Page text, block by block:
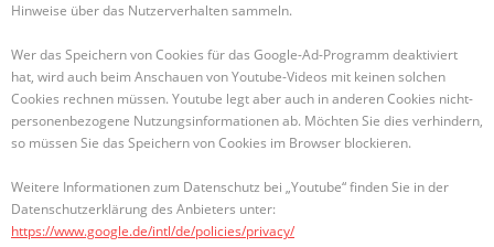
Hinweise über das Nutzerverhalten sammeln.
Wer das Speichern von Cookies für das Google-Ad-Programm deaktiviert
hat, wird auch beim Anschauen von Youtube-Videos mit keinen solchen
Cookies rechnen müssen. Youtube legt aber auch in anderen Cookies nicht-
personenbezogene Nutzungsinformationen ab. Möchten Sie dies verhindern,
so müssen Sie das Speichern von Cookies im Browser blockieren.
Weitere Informationen zum Datenschutz bei „Youtube“ finden Sie in der
Datenschutzerklärung des Anbieters unter:
https://www.google.de/intl/de/policies/privacy/